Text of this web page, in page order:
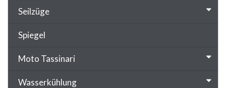
Seilzüge
Spiegel
Moto Tassinari
Wasserkühlung